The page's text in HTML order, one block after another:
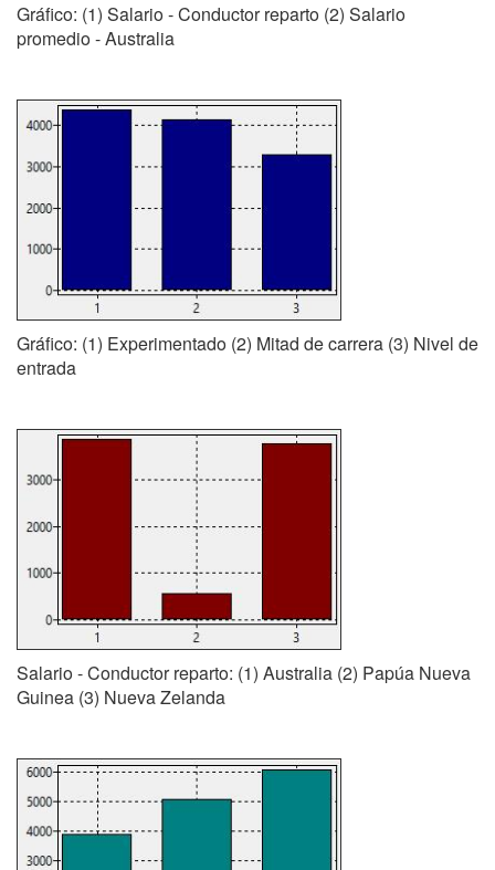
Gráfico: (1) Salario - Conductor reparto (2) Salario
promedio - Australia
Gráfico: (1) Experimentado (2) Mitad de carrera (3) Nivel de
entrada
Salario - Conductor reparto: (1) Australia (2) Papúa Nueva
Guinea (3) Nueva Zelanda